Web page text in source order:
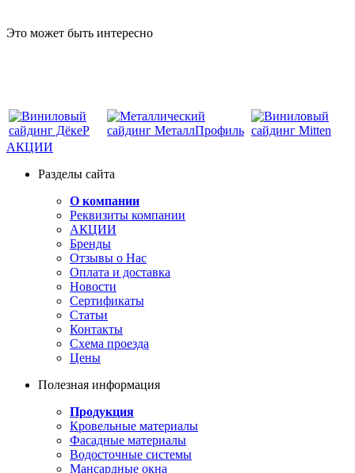
Это может быть интересно
АКЦИИ
Разделы сайта
О компании
Реквизиты компании
АКЦИИ
Бренды
Отзывы о Нас
Оплата и доставка
Новости
Сертификаты
Статьи
Контакты
Схема проезда
Цены
Полезная информация
Продукция
Кровельные материалы
Фасадные материалы
Водосточные системы
Мансардные окна